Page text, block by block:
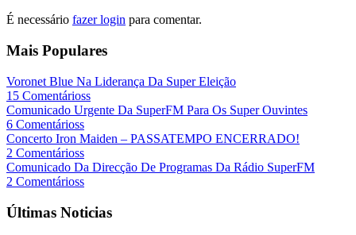
É necessário fazer login para comentar.
Mais Populares
Voronet Blue Na Liderança Da Super Eleição
15 Comentárioss
Comunicado Urgente Da SuperFM Para Os Super Ouvintes
6 Comentárioss
Concerto Iron Maiden – PASSATEMPO ENCERRADO!
2 Comentárioss
Comunicado Da Direcção De Programas Da Rádio SuperFM
2 Comentárioss
Últimas Noticias